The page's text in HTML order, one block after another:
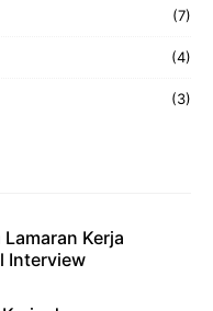
(7)
(4)
(3)
Kerja
Interview